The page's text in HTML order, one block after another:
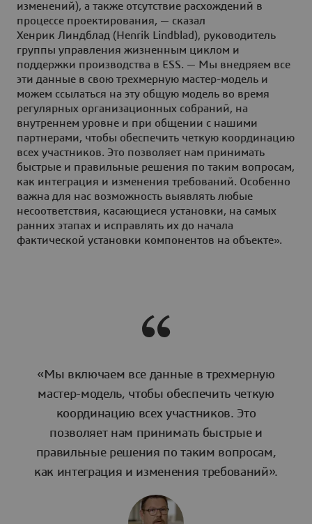
изменений), а также отсутствие расхождений в
процессе проектирования, — сказал
Хенрик Линдблад (Henrik Lindblad), руководитель
группы управления жизненным циклом и
поддержки производства в ESS. — Мы внедряем все
эти данные в свою трехмерную мастер-модель и
можем ссылаться на эту общую модель во время
регулярных организационных собраний, на
внутреннем уровне и при общении с нашими
партнерами, чтобы обеспечить четкую координацию
всех участников. Это позволяет нам принимать
быстрые и правильные решения по таким вопросам,
как интеграция и изменения требований. Особенно
важна для нас возможность выявлять любые
несоответствия, касающиеся установки, на самых
ранних этапах и исправлять их до начала
фактической установки компонентов на объекте».
«Мы включаем все данные в трехмерную
мастер-модель, чтобы обеспечить четкую
координацию всех участников. Это
позволяет нам принимать быстрые и
правильные решения по таким вопросам,
как интеграция и изменения требований».